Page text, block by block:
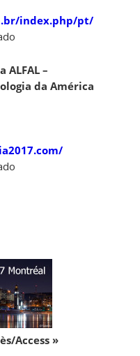
index.php/pt/
ALFAL –
da América
Access »